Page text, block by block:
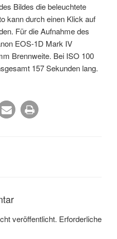
Bildes die beleuchtete
kann durch einen Klick auf
Für die Aufnahme des
EOS-1D Mark IV
Brennweite. Bei ISO 100
157 Sekunden lang.
veröffentlicht. Erforderliche